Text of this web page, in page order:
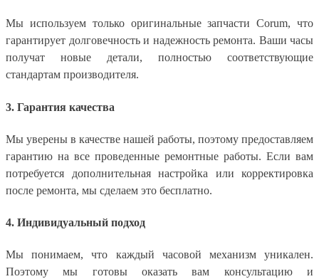
Мы используем только оригинальные запчасти Corum, что
гарантирует долговечность и надежность ремонта. Ваши часы
получат новые детали, полностью соответствующие
стандартам производителя.
3. Гарантия качества
Мы уверены в качестве нашей работы, поэтому предоставляем
гарантию на все проведенные ремонтные работы. Если вам
потребуется дополнительная настройка или корректировка
после ремонта, мы сделаем это бесплатно.
4. Индивидуальный подход
Мы понимаем, что каждый часовой механизм уникален.
Поэтому мы готовы оказать вам консультацию и